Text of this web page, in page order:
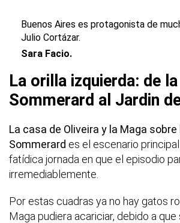
Buenos Aires es protagonista de
Julio Cortázar.
Sara Facio.
La orilla izquierda: de
Sommerard al Jardin
La casa de Oliveira y la Maga sobre
Sommerard es el escenario
fatídica jornada en que el episodio
irremediablemente.
Por estas cuadras ya no hay gatos
Maga pudiera acariciar, debido a